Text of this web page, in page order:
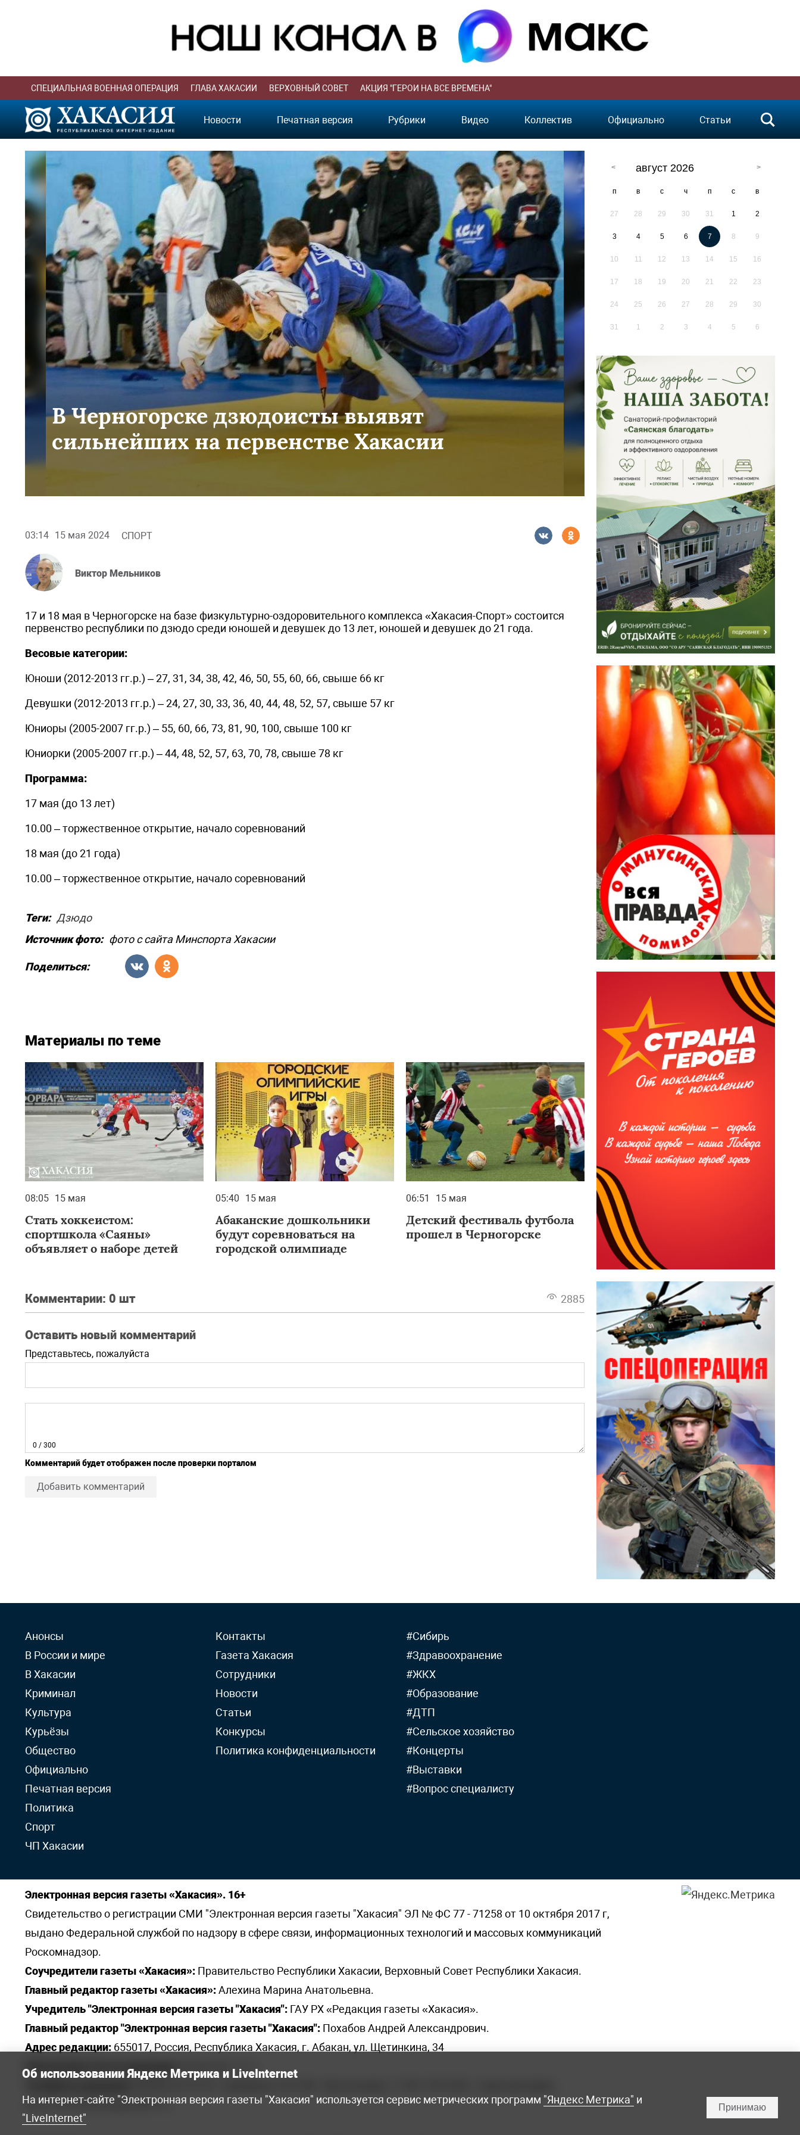
СПЕЦИАЛЬНАЯ ВОЕННАЯ ОПЕРАЦИЯ ГЛАВА ХАКАСИИ ВЕРХОВНЫЙ СОВЕТ АКЦИЯ "ГЕРОИ НА ВСЕ ВРЕМЕНА"
Новости Печатная версия Рубрики Видео Коллектив Официально Статьи
В Черногорске дзюдоисты выявят
сильнейших на первенстве Хакасии
03:14 15 мая 2024 СПОРТ
Виктор Мельников
17 и 18 мая в Черногорске на базе физкультурно-оздоровительного комплекса «Хакасия-Спорт» состоится
первенство республики по дзюдо среди юношей и девушек до 13 лет, юношей и девушек до 21 года.
Весовые категории:
Юноши (2012-2013 гг.р.) – 27, 31, 34, 38, 42, 46, 50, 55, 60, 66, свыше 66 кг
Девушки (2012-2013 гг.р.) – 24, 27, 30, 33, 36, 40, 44, 48, 52, 57, свыше 57 кг
Юниоры (2005-2007 гг.р.) – 55, 60, 66, 73, 81, 90, 100, свыше 100 кг
Юниорки (2005-2007 гг.р.) – 44, 48, 52, 57, 63, 70, 78, свыше 78 кг
Программа:
17 мая (до 13 лет)
10.00 – торжественное открытие, начало соревнований
18 мая (до 21 года)
10.00 – торжественное открытие, начало соревнований
Теги: Дзюдо
Источник фото: фото с сайта Минспорта Хакасии
Поделиться:
Материалы по теме
08:05 15 мая
Стать хоккеистом:
спортшкола «Саяны»
объявляет о наборе детей
05:40 15 мая
Абаканские дошкольники
будут соревноваться на
городской олимпиаде
06:51 15 мая
Детский фестиваль футбола
прошел в Черногорске
Комментарии: 0 шт 2885
Оставить новый комментарий
Представьтесь, пожалуйста
0 / 300
Комментарий будет отображен после проверки порталом
Добавить комментарий
август 2026
п в с ч п с в
27 28 29 30 31 1 2
3 4 5 6 7 8 9
10 11 12 13 14 15 16
17 18 19 20 21 22 23
24 25 26 27 28 29 30
31 1 2 3 4 5 6
Анонсы
В России и мире
В Хакасии
Криминал
Культура
Курьёзы
Общество
Официально
Печатная версия
Политика
Спорт
ЧП Хакасии
Контакты
Газета Хакасия
Сотрудники
Новости
Статьи
Конкурсы
Политика конфиденциальности
#Сибирь
#Здравоохранение
#ЖКХ
#Образование
#ДТП
#Сельское хозяйство
#Концерты
#Выставки
#Вопрос специалисту
Электронная версия газеты «Хакасия». 16+
Свидетельство о регистрации СМИ "Электронная версия газеты "Хакасия" ЭЛ № ФС 77 - 71258 от 10 октября 2017 г,
выдано Федеральной службой по надзору в сфере связи, информационных технологий и массовых коммуникаций
Роскомнадзор.
Соучредители газеты «Хакасия»: Правительство Республики Хакасии, Верховный Совет Республики Хакасия.
Главный редактор газеты «Хакасия»:Алехина Марина Анатольевна.
Учредитель "Электронная версия газеты "Хакасия": ГАУ РХ «Редакция газеты «Хакасия».
Главный редактор "Электронная версия газеты "Хакасия": Похабов Андрей Александрович.
Адрес редакции: 655017, Россия, Республика Хакасия, г. Абакан, ул. Щетинкина, 34
Электронная почта редакции: khakred@r-19.ru
elena.s.korotkowa@yandex.ru.
Об использовании Яндекс Метрика и LiveInternet
На интернет-сайте "Электронная версия газеты "Хакасия" используется сервис метрических программ "Яндекс Метрика" и
"LiveInternet"
Принимаю